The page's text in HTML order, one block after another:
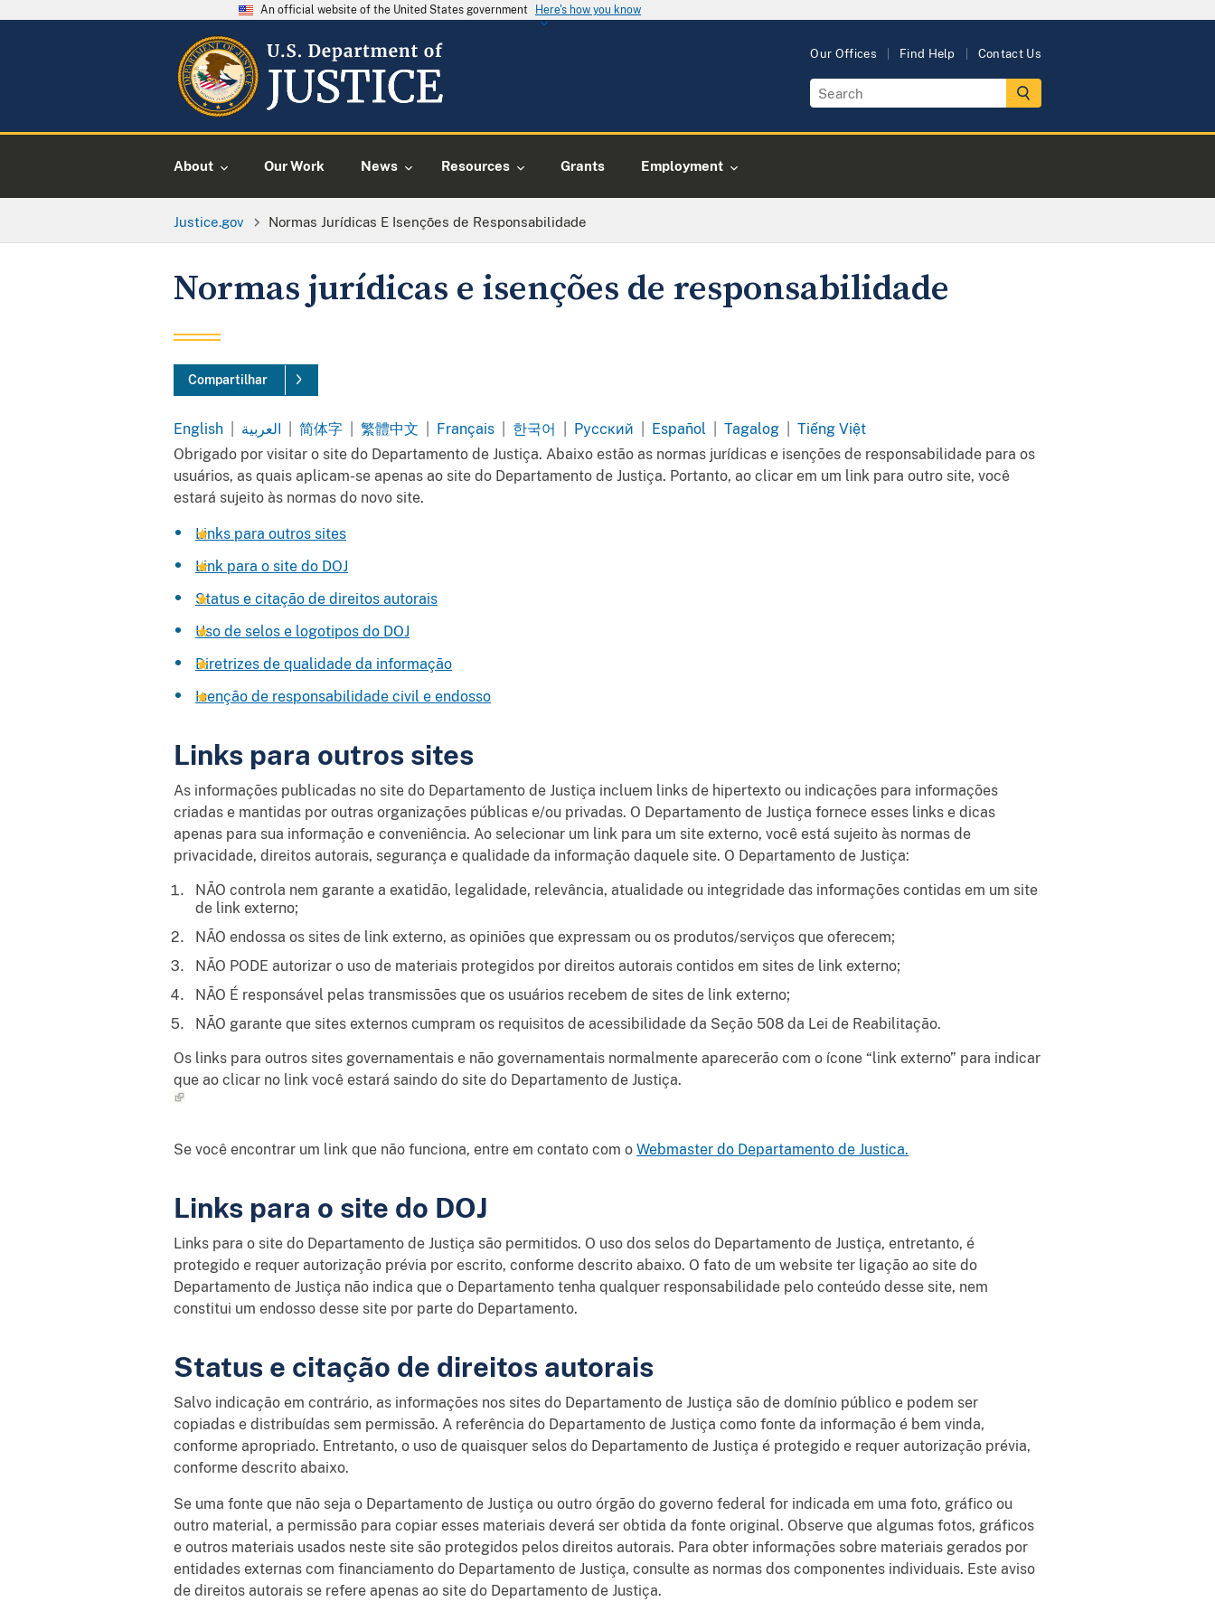
An official website of the United States government Here's how you know
Our Offices Find Help Contact Us
About Our Work News Resources Grants Employment
Justice.gov Normas Jurídicas E Isenções de Responsabilidade
Normas jurídicas e isenções de responsabilidade
Compartilhar
English العربية 简体字 繁體中文 Français 한국어 Pусский Español Tagalog
Tiếng Việt
Obrigado por visitar o site do Departamento de Justiça. Abaixo estão as normas jurídicas e isenções de responsabilidade para os
usuários, as quais aplicam-se apenas ao site do Departamento de Justiça. Portanto, ao clicar em um link para outro site, você
estará sujeito às normas do novo site.
Links para outros sites
Link para o site do DOJ
Status e citação de direitos autorais
Uso de selos e logotipos do DOJ
Diretrizes de qualidade da informação
Isenção de responsabilidade civil e endosso
Links para outros sites
As informações publicadas no site do Departamento de Justiça incluem links de hipertexto ou indicações para informações
criadas e mantidas por outras organizações públicas e/ou privadas. O Departamento de Justiça fornece esses links e dicas
apenas para sua informação e conveniência. Ao selecionar um link para um site externo, você está sujeito às normas de
privacidade, direitos autorais, segurança e qualidade da informação daquele site. O Departamento de Justiça:
NÃO controla nem garante a exatidão, legalidade, relevância, atualidade ou integridade das informações contidas em um site
de link externo;
NÃO endossa os sites de link externo, as opiniões que expressam ou os produtos/serviços que oferecem;
NÃO PODE autorizar o uso de materiais protegidos por direitos autorais contidos em sites de link externo;
NÃO É responsável pelas transmissões que os usuários recebem de sites de link externo;
NÃO garante que sites externos cumpram os requisitos de acessibilidade da Seção 508 da Lei de Reabilitação.
Os links para outros sites governamentais e não governamentais normalmente aparecerão com o ícone “link externo” para indicar
que ao clicar no link você estará saindo do site do Departamento de Justiça.
Se você encontrar um link que não funciona, entre em contato com o Webmaster do Departamento de Justica.
Links para o site do DOJ
Links para o site do Departamento de Justiça são permitidos. O uso dos selos do Departamento de Justiça, entretanto, é
protegido e requer autorização prévia por escrito, conforme descrito abaixo. O fato de um website ter ligação ao site do
Departamento de Justiça não indica que o Departamento tenha qualquer responsabilidade pelo conteúdo desse site, nem
constitui um endosso desse site por parte do Departamento.
Status e citação de direitos autorais
Salvo indicação em contrário, as informações nos sites do Departamento de Justiça são de domínio público e podem ser
copiadas e distribuídas sem permissão. A referência do Departamento de Justiça como fonte da informação é bem vinda,
conforme apropriado. Entretanto, o uso de quaisquer selos do Departamento de Justiça é protegido e requer autorização prévia,
conforme descrito abaixo.
Se uma fonte que não seja o Departamento de Justiça ou outro órgão do governo federal for indicada em uma foto, gráfico ou
outro material, a permissão para copiar esses materiais deverá ser obtida da fonte original. Observe que algumas fotos, gráficos
e outros materiais usados neste site são protegidos pelos direitos autorais. Para obter informações sobre materiais gerados por
entidades externas com financiamento do Departamento de Justiça, consulte as normas dos componentes individuais. Este aviso
de direitos autorais se refere apenas ao site do Departamento de Justiça.
Arabic
Chinese
Simplified
Chinese
Traditional
French Korean Russian Spanish Tagalog Vietnamese